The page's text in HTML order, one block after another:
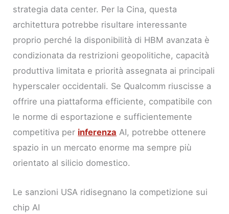
strategia data center. Per la Cina, questa
architettura potrebbe risultare interessante
proprio perché la disponibilità di HBM avanzata è
condizionata da restrizioni geopolitiche, capacità
produttiva limitata e priorità assegnata ai principali
hyperscaler occidentali. Se Qualcomm riuscisse a
offrire una piattaforma efficiente, compatibile con
le norme di esportazione e sufficientemente
competitiva per inferenza AI, potrebbe ottenere
spazio in un mercato enorme ma sempre più
orientato al silicio domestico.
Le sanzioni USA ridisegnano la competizione sui
chip AI